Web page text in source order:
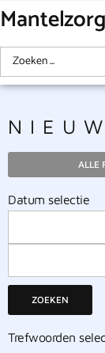
ALLE
Datum selectie
ZOEKEN
Trefwoorden